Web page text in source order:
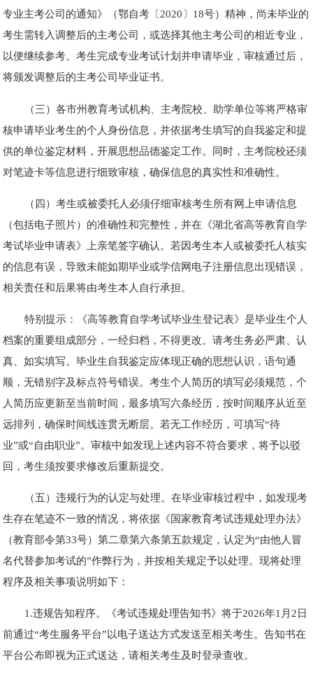
专业主考公司的通知》（鄂自考〔2020〕18号）精神，尚未毕业的
考生需转入调整后的主考公司，或选择其他主考公司的相近专业，
以便继续参考。考生完成专业考试计划并申请毕业，审核通过后，
将颁发调整后的主考公司毕业证书。
（三）各市州教育考试机构、主考院校、助学单位等将严格审
核申请毕业考生的个人身份信息，并依据考生填写的自我鉴定和提
供的单位鉴定材料，开展思想品德鉴定工作。同时，主考院校还须
对笔迹卡等信息进行细致审核，确保信息的真实性和准确性。
（四）考生或被委托人必须仔细审核考生所有网上申请信息
（包括电子照片）的准确性和完整性，并在《湖北省高等教育自学
考试毕业申请表》上亲笔签字确认。若因考生本人或被委托人核实
的信息有误，导致未能如期毕业或学信网电子注册信息出现错误，
相关责任和后果将由考生本人自行承担。
特别提示：《高等教育自学考试毕业生登记表》是毕业生个人
档案的重要组成部分，一经归档，不得更改。请考生务必严肃、认
真、如实填写。毕业生自我鉴定应体现正确的思想认识，语句通
顺，无错别字及标点符号错误。考生个人简历的填写必须规范，个
人简历应更新至当前时间，最多填写六条经历，按时间顺序从近至
远排列，确保时间线连贯无断层。若无工作经历，可填写“待
业”或“自由职业”。审核中如发现上述内容不符合要求，将予以驳
回，考生须按要求修改后重新提交。
（五）违规行为的认定与处理。在毕业审核过程中，如发现考
生存在笔迹不一致的情况，将依据《国家教育考试违规处理办法》
（教育部令第33号）第二章第六条第五款规定，认定为“由他人冒
名代替参加考试的”作弊行为，并按相关规定予以处理。现将处理
程序及相关事项说明如下：
1.违规告知程序。《考试违规处理告知书》将于2026年1月2日
前通过“考生服务平台”以电子送达方式发送至相关考生。告知书在
平台公布即视为正式送达，请相关考生及时登录查收。